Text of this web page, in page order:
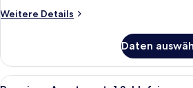
anzeigen
Weitere Details
Weitere
Doppel-
oder
Daten
Alle
Ein